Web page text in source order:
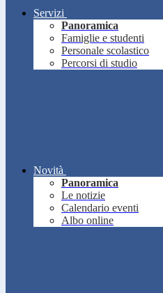
Servizi
Panoramica
Famiglie e studenti
Personale scolastico
Percorsi di studio
Novità
Panoramica
Le notizie
Calendario eventi
Albo online